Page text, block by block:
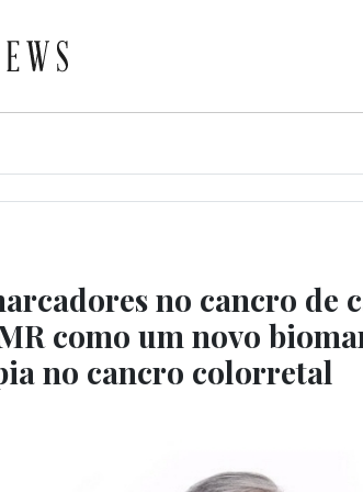
no cancro de
como um novo
no cancro colorretal